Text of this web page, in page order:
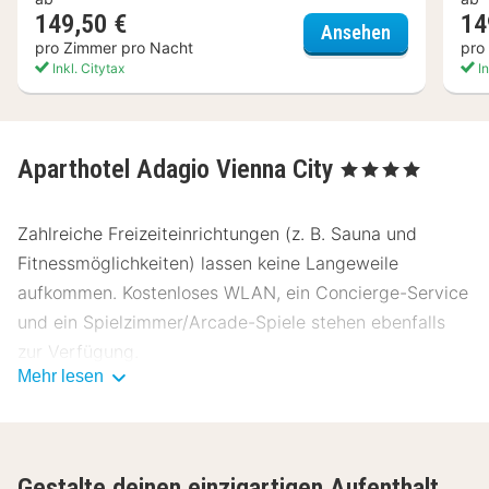
149,50 €
pro Zimmer pro Nacht
Inkl. Citytax
Ansehen City Pension
pro
Aparthotel Adagio Vienna City , 4 Sterne
Zahlreiche Freizeiteinrichtungen (z. B. Sauna und
Fitnessmöglichkeiten) lassen keine Langeweile
aufkommen. Kostenloses WLAN, ein Concierge-Service
und ein Spielzimmer/Arcade-Spiele stehen ebenfalls
zur Verfügung.
Mehr lesen